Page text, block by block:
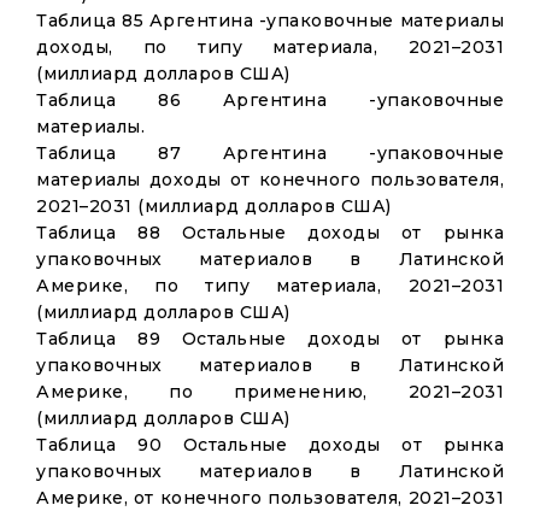
Таблица 85 Аргентина -упаковочные материалы
доходы, по типу материала, 2021–2031
(миллиард долларов США)
Таблица 86 Аргентина -упаковочные
материалы.
Таблица 87 Аргентина -упаковочные
материалы доходы от конечного пользователя,
2021–2031 (миллиард долларов США)
Таблица 88 Остальные доходы от рынка
упаковочных материалов в Латинской
Америке, по типу материала, 2021–2031
(миллиард долларов США)
Таблица 89 Остальные доходы от рынка
упаковочных материалов в Латинской
Америке, по применению, 2021–2031
(миллиард долларов США)
Таблица 90 Остальные доходы от рынка
упаковочных материалов в Латинской
Америке, от конечного пользователя, 2021–2031